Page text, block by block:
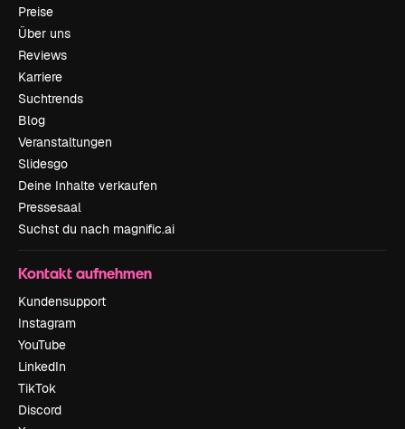
Preise
Über uns
Reviews
Karriere
Suchtrends
Blog
Veranstaltungen
Slidesgo
Deine Inhalte verkaufen
Pressesaal
Suchst du nach magnific.ai
Kontakt aufnehmen
Kundensupport
Instagram
YouTube
LinkedIn
TikTok
Discord